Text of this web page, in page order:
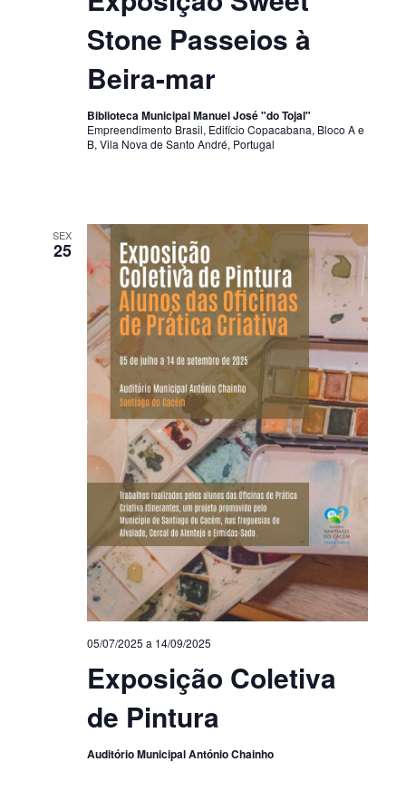
Stone Passeios à
Beira-mar
Biblioteca Municipal Manuel José "do Tojal"
Empreendimento Brasil, Edifício Copacabana, Bloco A e
B, Vila Nova de Santo André, Portugal
SEX
25
Exposição Coletiva
de Pintura
05/07/2025 a 14/09/2025
Auditório Municipal António Chainho